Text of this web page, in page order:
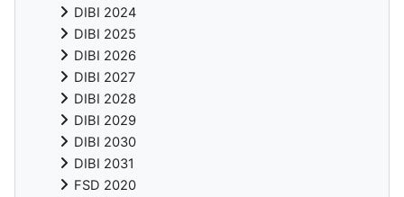
DIBI 2024
DIBI 2025
DIBI 2026
DIBI 2027
DIBI 2028
DIBI 2029
DIBI 2030
DIBI 2031
FSD 2020